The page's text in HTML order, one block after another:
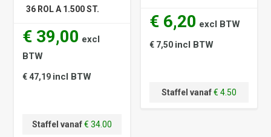
36 ROL A 1.500 ST.
€ 39,00 excl
BTW
€ 47,19 incl BTW
Staffel vanaf€ 34.00
€ 6,20 excl BTW
€ 7,50 incl BTW
Staffel vanaf€ 4.50